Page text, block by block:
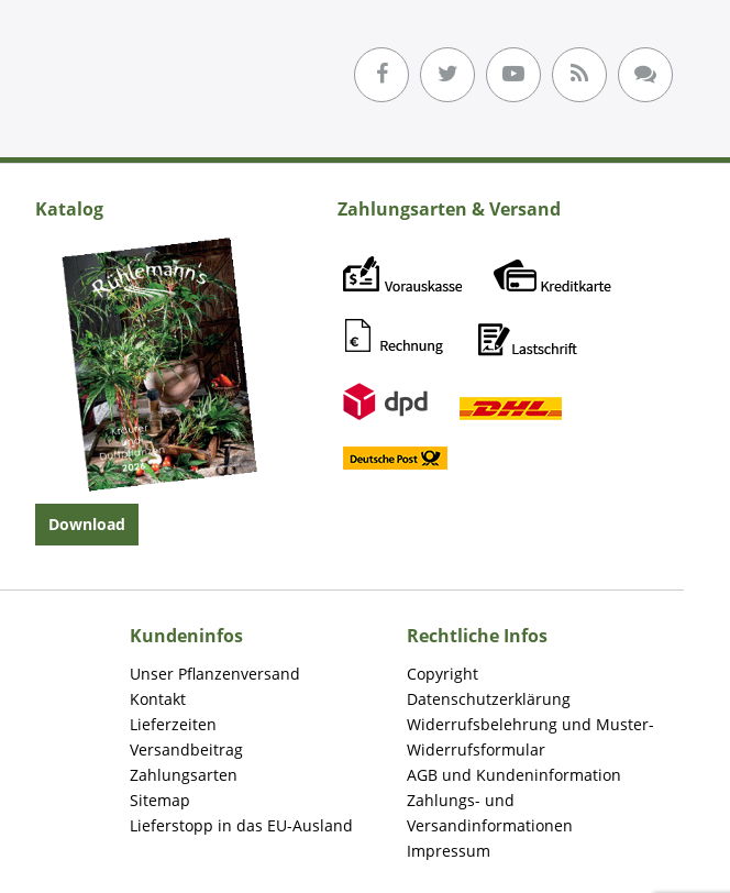
Katalog
Download
Zahlungsarten & Versand
Kundeninfos
Unser Pflanzenversand
Kontakt
Lieferzeiten
Versandbeitrag
Zahlungsarten
Sitemap
Lieferstopp in das EU-Ausland
Rechtliche Infos
Copyright
Datenschutzerklärung
Widerrufsbelehrung und Muster-
Widerrufsformular
AGB und Kundeninformation
Zahlungs- und
Versandinformationen
Impressum